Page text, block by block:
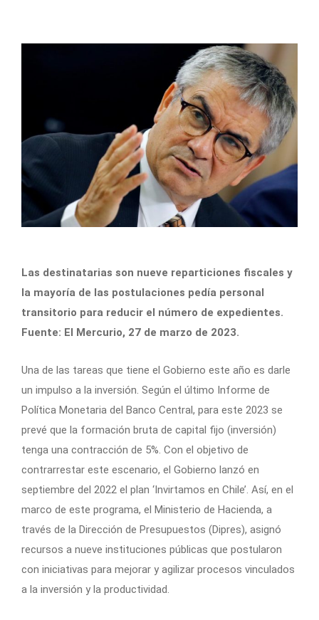
Las destinatarias son nueve reparticiones fiscales y
la mayoría de las postulaciones pedía personal
transitorio para reducir el número de expedientes.
Fuente: El Mercurio, 27 de marzo de 2023.
Una de las tareas que tiene el Gobierno este año es darle
un impulso a la inversión. Según el último Informe de
Política Monetaria del Banco Central, para este 2023 se
prevé que la formación bruta de capital fijo (inversión)
tenga una contracción de 5%. Con el objetivo de
contrarrestar este escenario, el Gobierno lanzó en
septiembre del 2022 el plan ‘Invirtamos en Chile’. Así, en el
marco de este programa, el Ministerio de Hacienda, a
través de la Dirección de Presupuestos (Dipres), asignó
recursos a nueve instituciones públicas que postularon
con iniciativas para mejorar y agilizar procesos vinculados
a la inversión y la productividad.